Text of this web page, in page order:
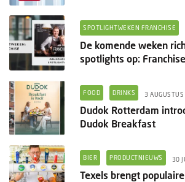
SPOTLIGHTWEKEN FRANCHISE
De komende weken
spotlights op: Franchise
FOOD DRINKS 3
Dudok Rotterdam
Dudok Breakfast
BIER PRODUCTNIEUWS 30
Texels brengt